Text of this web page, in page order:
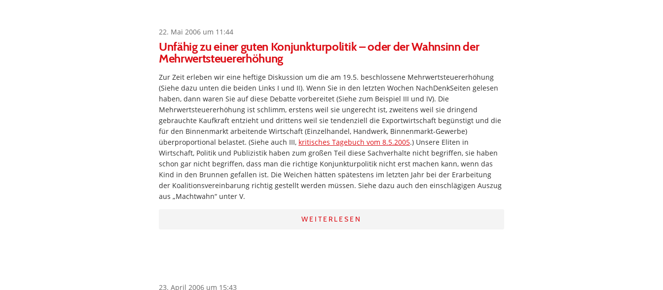
22. Mai 2006 um 11:44
Unfähig zu einer guten Konjunkturpolitik – oder der Wahnsinn der
Mehrwertsteuererhöhung
Zur Zeit erleben wir eine heftige Diskussion um die am 19.5. beschlossene Mehrwertsteuererhöhung
(Siehe dazu unten die beiden Links I und II). Wenn Sie in den letzten Wochen NachDenkSeiten gelesen
haben, dann waren Sie auf diese Debatte vorbereitet (Siehe zum Beispiel III und IV). Die
Mehrwertsteuererhöhung ist schlimm, erstens weil sie ungerecht ist, zweitens weil sie dringend
gebrauchte Kaufkraft entzieht und drittens weil sie tendenziell die Exportwirtschaft begünstigt und die
für den Binnenmarkt arbeitende Wirtschaft (Einzelhandel, Handwerk, Binnenmarkt-Gewerbe)
überproportional belastet. (Siehe auch III, kritisches Tagebuch vom 8.5.2005.) Unsere Eliten in
Wirtschaft, Politik und Publizistik haben zum großen Teil diese Sachverhalte nicht begriffen, sie haben
schon gar nicht begriffen, dass man die richtige Konjunkturpolitik nicht erst machen kann, wenn das
Kind in den Brunnen gefallen ist. Die Weichen hätten spätestens im letzten Jahr bei der Erarbeitung
der Koalitionsvereinbarung richtig gestellt werden müssen. Siehe dazu auch den einschlägigen Auszug
aus „Machtwahn“ unter V.
WEITERLESEN
23. April 2006 um 15:43